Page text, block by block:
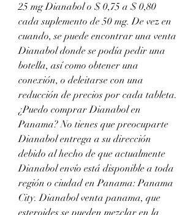
25 mg Dianabol o $ 0,75 a $ 0,80
cada suplemento de 50 mg. De vez en
cuando, se puede encontrar una venta
Dianabol donde se podía pedir una
botella, así como obtener una
conexión, o deleitarse con una
reducción de precios por cada tableta.
¿Puedo comprar Dianabol en
Panama? No tienes que preocuparte
Dianabol entrega a su dirección
debido al hecho de que actualmente
Dianabol envío está disponible a toda
región o ciudad en Panama: Panama
City. Dianabol venta panama, que
esteroides se pueden mezclar en la